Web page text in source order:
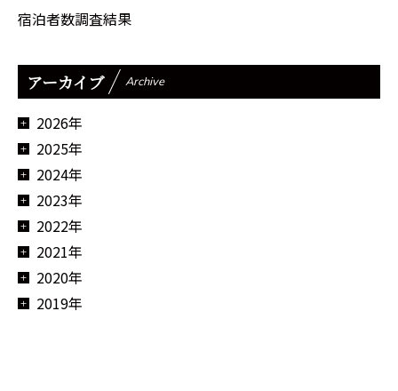
宿泊者数調査結果
アーカイブ Archive
2026年
2025年
2024年
2023年
2022年
2021年
2020年
2019年